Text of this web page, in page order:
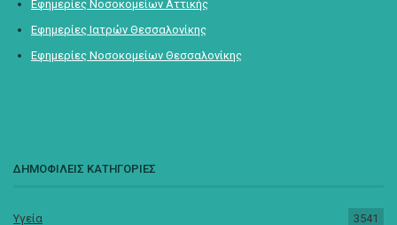
Εφημερίες Νοσοκομείων Αττικής
Εφημερίες Ιατρών Θεσσαλονίκης
Εφημερίες Νοσοκομείων Θεσσαλονίκης
ΔΗΜΟΦΙΛΕΙΣ ΚΑΤΗΓΟΡΙΕΣ
Υγεία 3541